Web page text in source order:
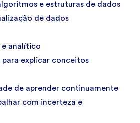
e estruturas de dados
de dados
e analítico
explicar conceitos
de aprender continuamente
com incerteza e